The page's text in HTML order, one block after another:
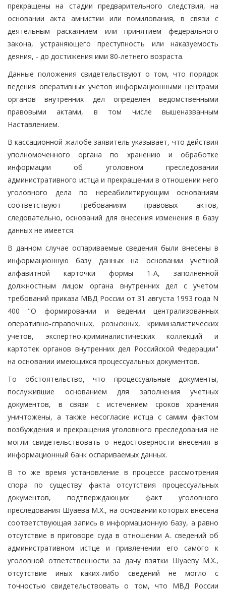
прекращены на стадии предварительного следствия, на
основании акта амнистии или помилования, в связи с
деятельным раскаянием или принятием федерального
закона, устраняющего преступность или наказуемость
деяния, - до достижения ими 80-летнего возраста.
Данные положения свидетельствуют о том, что порядок
ведения оперативных учетов информационными центрами
органов внутренних дел определен ведомственными
правовыми актами, в том числе вышеназванным
Наставлением.
В кассационной жалобе заявитель указывает, что действия
уполномоченного органа по хранению и обработке
информации об уголовном преследовании
административного истца и прекращении в отношении него
уголовного дела по нереабилитирующим основаниям
соответствуют требованиям правовых актов,
следовательно, оснований для внесения изменения в базу
данных не имеется.
В данном случае оспариваемые сведения были внесены в
информационную базу данных на основании учетной
алфавитной карточки формы 1-А, заполненной
должностным лицом органа внутренних дел с учетом
требований приказа МВД России от 31 августа 1993 года N
400 "О формировании и ведении централизованных
оперативно-справочных, розыскных, криминалистических
учетов, экспертно-криминалистических коллекций и
картотек органов внутренних дел Российской Федерации"
на основании имеющихся процессуальных документов.
То обстоятельство, что процессуальные документы,
послужившие основанием для заполнения учетных
документов, в связи с истечением сроков хранения
уничтожены, а также несогласие истца с самим фактом
возбуждения и прекращения уголовного преследования не
могли свидетельствовать о недостоверности внесения в
информационный банк оспариваемых данных.
В то же время установление в процессе рассмотрения
спора по существу факта отсутствия процессуальных
документов, подтверждающих факт уголовного
преследования Шуаева М.Х., на основании которых внесена
соответствующая запись в информационную базу, а равно
отсутствие в приговоре суда в отношении А. сведений об
административном истце и привлечении его самого к
уголовной ответственности за дачу взятки Шуаеву М.Х.,
отсутствие иных каких-либо сведений не могло с
точностью свидетельствовать о том, что МВД России